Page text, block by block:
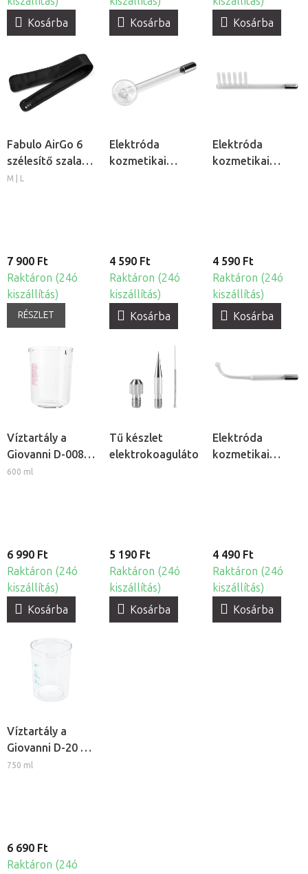
Kosárba
Kosárba
Kosárba
Fabulo AirGo 6
szélesítő szalag
lábmandzsettához,
M | L
7 900 Ft
Raktáron (24ó
kiszállítás)
RÉSZLET
Elektróda
kozmetikai
4 590 Ft
Raktáron (24ó
kiszállítás)
Kosárba
Elektróda
kozmetikai
4 590 Ft
Raktáron (24ó
kiszállítás)
Kosárba
Víztartály a
Giovanni D-008
és D-09
600 ml
6 990 Ft
Raktáron (24ó
kiszállítás)
Kosárba
Tű készlet
elektrokoagulátorhoz
5 190 Ft
Raktáron (24ó
kiszállítás)
Kosárba
Elektróda
kozmetikai
4 490 Ft
Raktáron (24ó
kiszállítás)
Kosárba
Víztartály a
Giovanni D-20 és
D-21 kozmetikai
750 ml
6 690 Ft
Raktáron (24ó